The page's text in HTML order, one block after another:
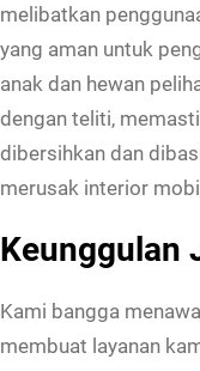
melibatkan
yang aman untuk
anak dan hewan
dengan teliti,
dibersihkan dan
merusak interior
Keunggulan
Kami bangga
membuat layanan